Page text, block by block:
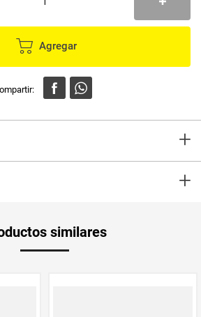
Agregar
+
y recibelo en tu casa en minutos.
+
similares